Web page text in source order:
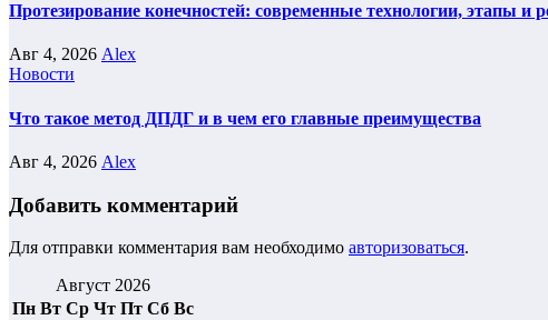
Протезирование конечностей: современные технологии, этапы и
Авг 4, 2026 Alex
Новости
Что такое метод ДПДГ и в чем его главные преимущества
Авг 4, 2026 Alex
Добавить комментарий
Для отправки комментария вам необходимо авторизоваться.
Август 2026
Пн Вт Ср Чт Пт Сб Вс